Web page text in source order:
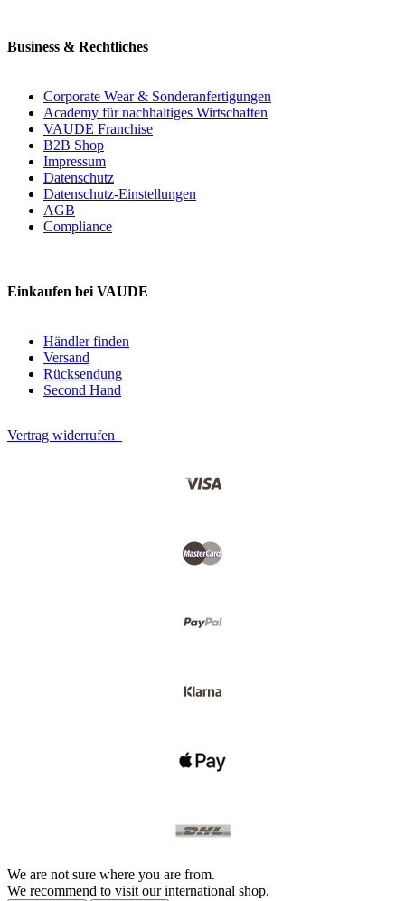
Business & Rechtliches
Corporate Wear & Sonderanfertigungen
Academy für nachhaltiges Wirtschaften
VAUDE Franchise
B2B Shop
Impressum
Datenschutz
Datenschutz-Einstellungen
AGB
Compliance
Einkaufen bei VAUDE
Händler finden
Versand
Rücksendung
Second Hand
Vertrag widerrufen
We are not sure where you are from.
We recommend to visit our international shop.